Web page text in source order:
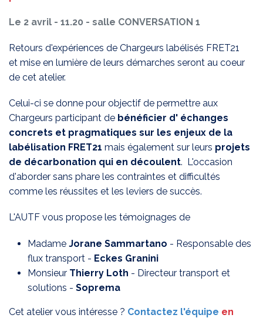
Le 2 avril - 11.20 - salle CONVERSATION 1
Retours d'expériences de Chargeurs labélisés FRET21
et mise en lumière de leurs démarches seront au coeur
de cet atelier.
Celui-ci se donne pour objectif de permettre aux
Chargeurs participant de bénéficier d' échanges
concrets et pragmatiques sur les enjeux de la
labélisation FRET21 mais également sur leurs projets
de décarbonation qui en découlent. L'occasion
d'aborder sans phare les contraintes et difficultés
comme les réussites et les leviers de succès.
L'AUTF vous propose les témoignages de
Madame Jorane Sammartano - Responsable des
flux transport - Eckes Granini
Monsieur Thierry Loth - Directeur transport et
solutions - Soprema
Cet atelier vous intéresse ? Contact​ez l'équipe en